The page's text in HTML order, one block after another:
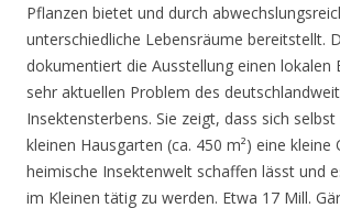
Pflanzen bietet und durch
unterschiedliche Lebensräume bereitstellt.
dokumentiert die Ausstellung einen lokalen
sehr aktuellen Problem des
Insektensterbens. Sie zeigt, dass sich
kleinen Hausgarten (ca. 450 m²) eine kleine
heimische Insektenwelt schaffen lässt und
im Kleinen tätig zu werden. Etwa 17 Mill.